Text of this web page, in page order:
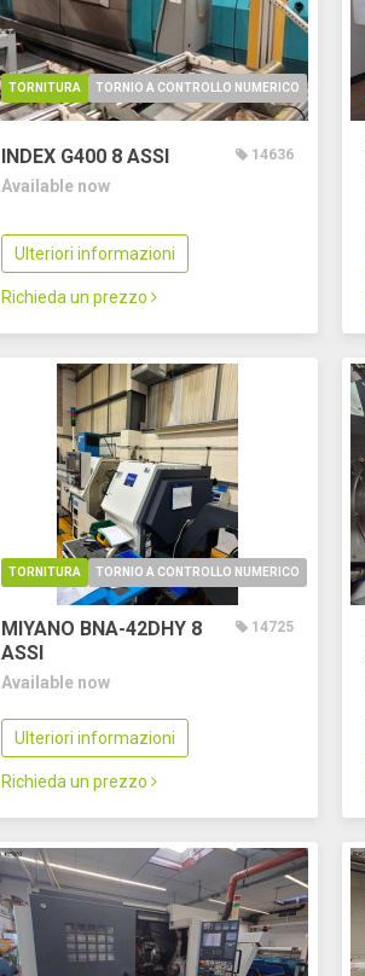
TORNITURA TORNIO A CONTROLLO NUMERICO
INDEX G400 8 ASSI 14636
Available now
Ulteriori informazioni
Richieda un prezzo
TORNITURA TORNIO A CONTROLLO NUMERICO
MIYANO BNA-42DHY 8
ASSI
14725
Available now
Ulteriori informazioni
Richieda un prezzo